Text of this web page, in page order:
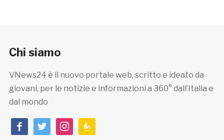
Chi siamo
VNews24 è il nuovo portale web, scritto e ideato da
giovani, per le notizie e informazioni a 360° dall’Italia e
dal mondo
facebooktwitterinstagramfeedburner